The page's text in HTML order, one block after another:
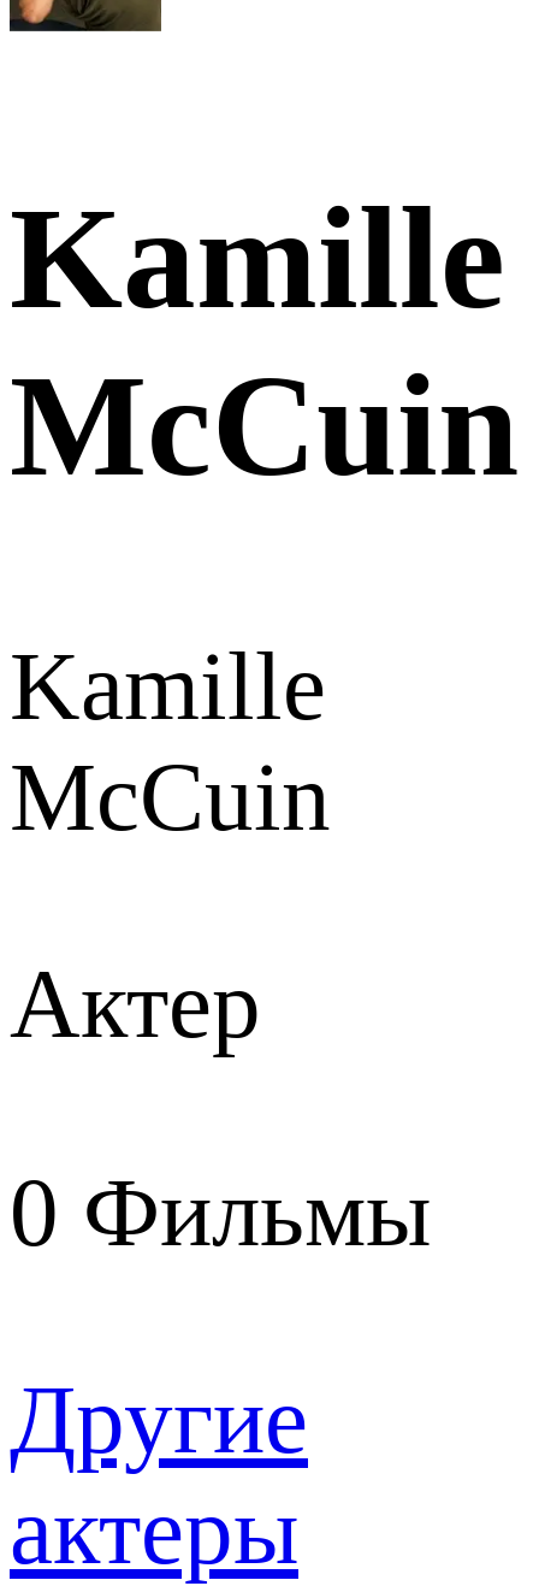
Kamille
McCuin
Kamille
McCuin
Актер
0 Фильмы
Другие
актеры